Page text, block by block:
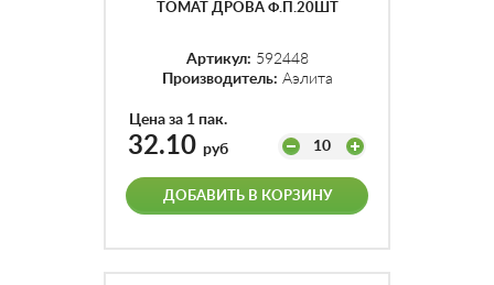
ТОМАТ ДРОВА Ф.П.20ШТ
Артикул: 592448
Производитель: Аэлита
Цена за 1 пак.
32.10 руб 10
ДОБАВИТЬ В КОРЗИНУ